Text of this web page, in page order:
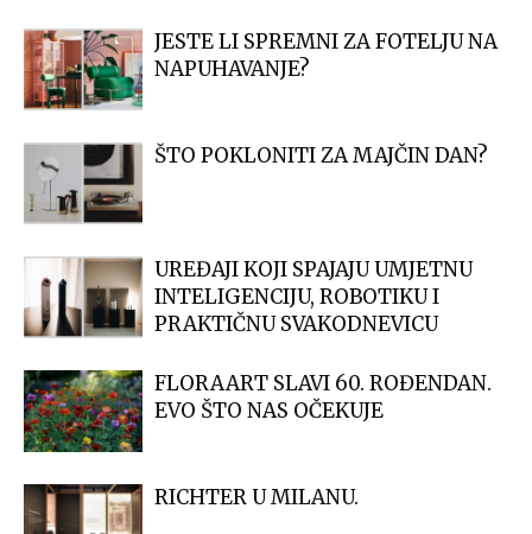
JESTE LI SPREMNI ZA FOTELJU NA
NAPUHAVANJE?
ŠTO POKLONITI ZA MAJČIN DAN?
UREĐAJI KOJI SPAJAJU UMJETNU
INTELIGENCIJU, ROBOTIKU I
PRAKTIČNU SVAKODNEVICU
FLORAART SLAVI 60. ROĐENDAN.
EVO ŠTO NAS OČEKUJE
RICHTER U MILANU.